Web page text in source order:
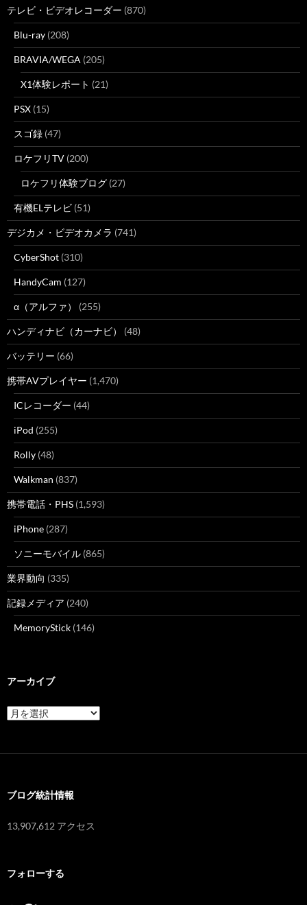
テレビ・ビデオレコーダー (870)
Blu-ray (208)
BRAVIA/WEGA (205)
X1体験レポート (21)
PSX (15)
スゴ録 (47)
ロケフリTV (200)
ロケフリ体験ブログ (27)
有機ELテレビ (51)
デジカメ・ビデオカメラ (741)
CyberShot (310)
HandyCam (127)
α（アルファ） (255)
ハンディナビ（カーナビ） (48)
バッテリー (66)
携帯AVプレイヤー (1,470)
ICレコーダー (44)
iPod (255)
Rolly (48)
Walkman (837)
携帯電話・PHS (1,593)
iPhone (287)
ソニーモバイル (865)
業界動向 (335)
記録メディア (240)
MemoryStick (146)
アーカイブ
ア
ー
ブログ統計情報
13,907,612 アクセス
フォローする
Twitter